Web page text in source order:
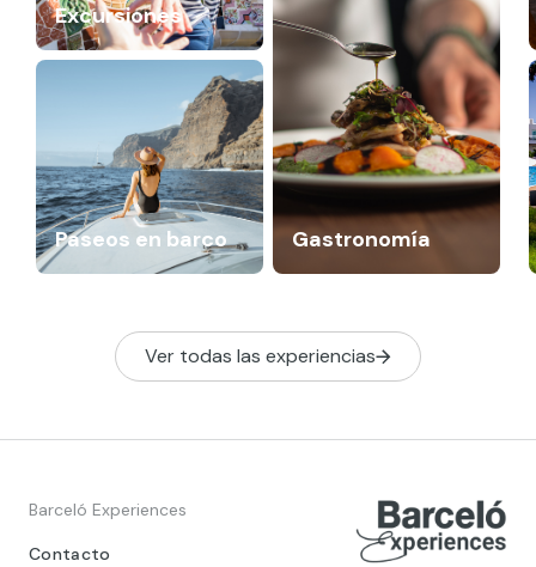
Excursiones
Gastronomía
Paseos en barco
Ver todas las experiencias
Barceló Experiences
Contacto